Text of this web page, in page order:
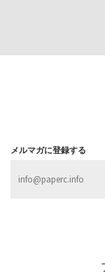
メルマガに登録する